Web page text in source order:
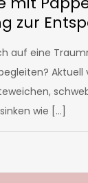
zur
auf eine
Aktuell
wie […]